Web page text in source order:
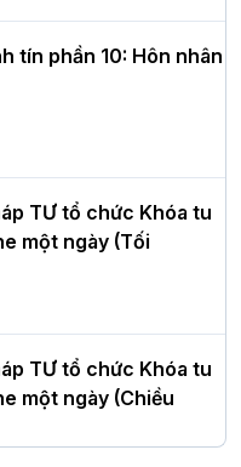
đắc
Hải
suy
tỉnh
trang
tín phần 10: Hôn nhân
TƯ tổ chức Khóa tu
một ngày (Tối
TƯ tổ chức Khóa tu
một ngày (Chiều